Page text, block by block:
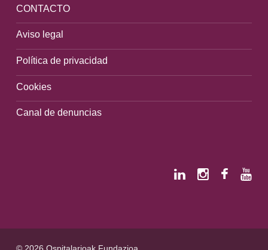
CONTACTO
Aviso legal
Política de privacidad
Cookies
Canal de denuncias